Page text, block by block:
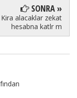
SONRA »
Kira alacaklar zekat
hesabna katlr m